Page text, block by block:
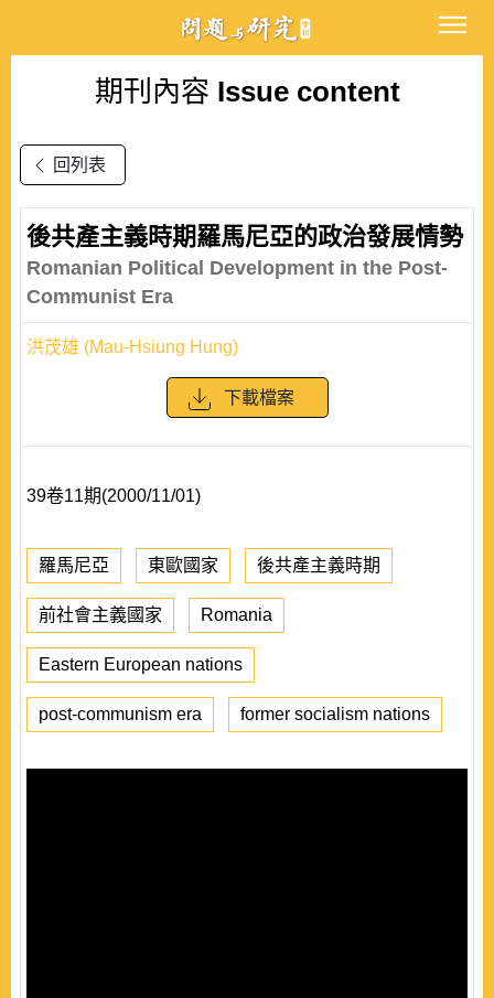
期刊內容 Issue content
回列表
後共產主義時期羅馬尼亞的政治發展情勢
Romanian Political Development in the Post-
Communist Era
洪茂雄 (Mau-Hsiung Hung)
下載檔案
39卷11期(2000/11/01)
羅馬尼亞 東歐國家 後共產主義時期
前社會主義國家 Romania
Eastern European nations
post-communism era former socialism nations